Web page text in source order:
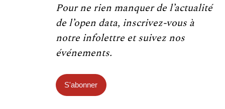
Pour ne rien manquer de l’actualité
de l’open data, inscrivez-vous à
notre infolettre et suivez nos
événements.
S'abonner